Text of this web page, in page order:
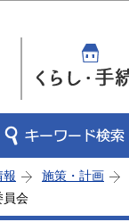
報 施策・計画
員会